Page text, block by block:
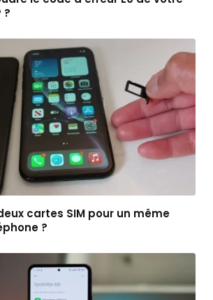
?
cartes SIM pour un même
?